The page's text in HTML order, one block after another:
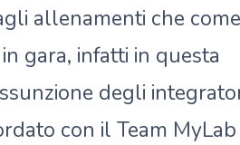
allenamenti che come
gara, infatti in questa
degli
con il Team MyLab